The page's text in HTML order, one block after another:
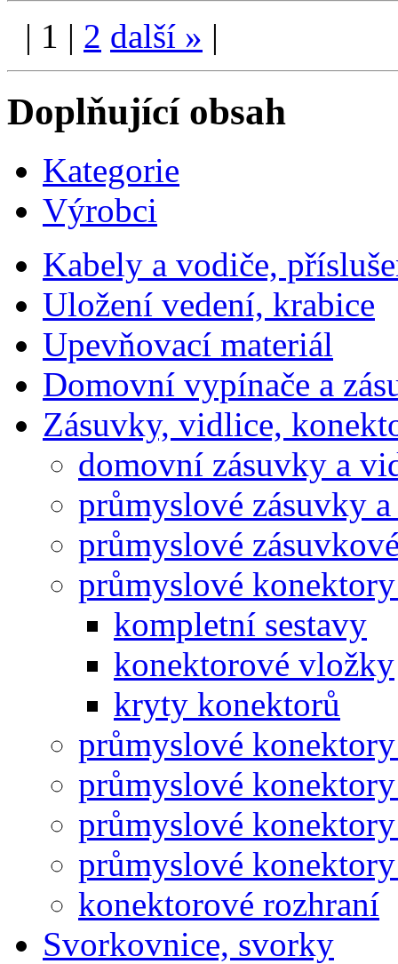
| 1 | 2 další » |
Doplňující obsah
Kategorie
Výrobci
Kabely a vodiče,
Uložení vedení, krabice
Upevňovací materiál
Domovní vypínače a
Zásuvky, vidlice,
domovní zásuvky a
průmyslové zásuvky
průmyslové
průmyslové
kompletní sestavy
konektorové vložky
kryty konektorů
průmyslové
průmyslové
průmyslové
průmyslové
konektorové rozhraní
Svorkovnice, svorky